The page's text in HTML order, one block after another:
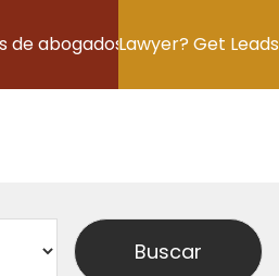
de abogadosLawyer? Get Leads